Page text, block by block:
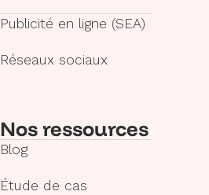
Publicité en ligne (SEA)
Réseaux sociaux
Nos ressources
Blog
Étude de cas